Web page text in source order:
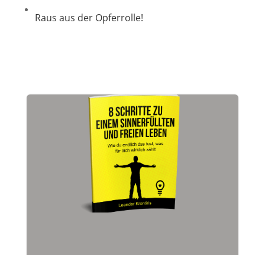
Raus aus der Opferrolle!